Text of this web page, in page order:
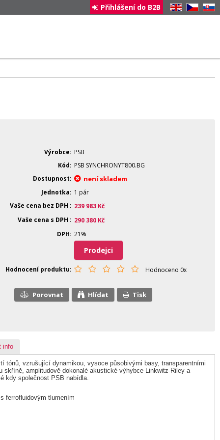
EN CZ SK
Přihlášení do B2B
Výrobce
PSB
Kód
PSB SYNCHRONYT800.BG
Dostupnost
není skladem
Jednotka
1 pár
Vaše cena bez DPH
239 983 Kč
Vaše cena s DPH
290 380 Kč
DPH 21%
Prodejci
Hodnocení produktu Hodnoceno 0x
Porovnat Hlídat Tisk
info
tónů, vzrušující dynamikou, vysoce působivými basy, transparentními
amplitudově dokonalé akustické výhybce Linkwitz-Riley a
kdy společnost PSB nabídla.
ferrofluidovým tlumením